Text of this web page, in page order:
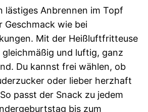
lästiges Anbrennen im Topf
Geschmack wie bei
Mit der Heißluftfritteuse
und luftig, ganz
Du kannst frei wählen, ob
oder lieber herzhaft
passt der Snack zu jedem
bis zum